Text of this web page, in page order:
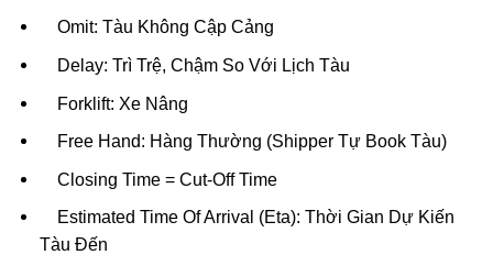
Omit: Tàu Không Cập Cảng
Delay: Trì Trệ, Chậm So Với Lịch Tàu
Forklift: Xe Nâng
Free Hand: Hàng Thường (Shipper Tự Book Tàu)
Closing Time = Cut-Off Time
Estimated Time Of Arrival (Eta): Thời Gian Dự Kiến
Tàu Đến